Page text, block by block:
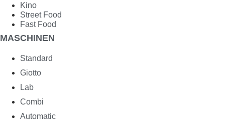
Kino
Street Food
Fast Food
MASCHINEN
Standard
Giotto
Lab
Combi
Automatic